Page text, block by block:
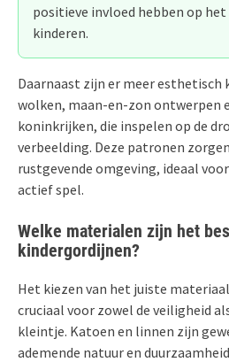
positieve invloed hebben op
kinderen.
Daarnaast zijn er meer esthetisch
wolken, maan-en-zon ontwerpen
koninkrijken, die inspelen op de
verbeelding. Deze patronen
rustgevende omgeving, ideaal
actief spel.
Welke materialen zijn het
kindergordijnen?
Het kiezen van het juiste
cruciaal voor zowel de veiligheid
kleintje. Katoen en linnen zijn
ademende natuur en